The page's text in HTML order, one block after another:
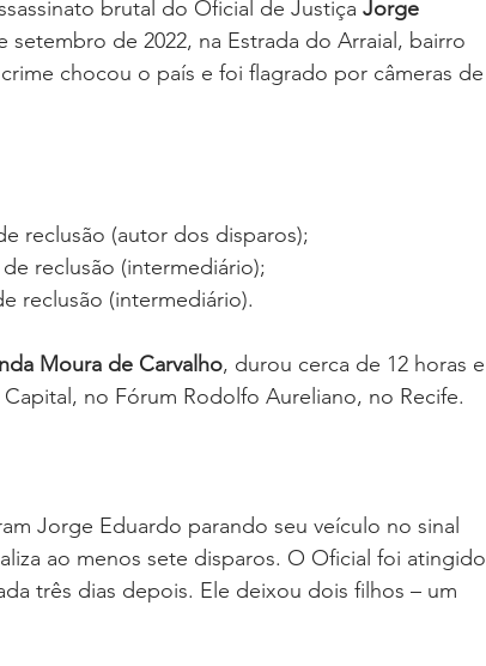
brutal do Oficial de Justiça Jorge
setembro de 2022, na Estrada do Arraial, bairro
chocou o país e foi flagrado por câmeras de
reclusão (autor dos disparos);
de reclusão (intermediário);
reclusão (intermediário).
Moura de Carvalho, durou cerca de 12 horas e
no Fórum Rodolfo Aureliano, no Recife.
Jorge Eduardo parando seu veículo no sinal
ao menos sete disparos. O Oficial foi atingido
três dias depois. Ele deixou dois filhos – um